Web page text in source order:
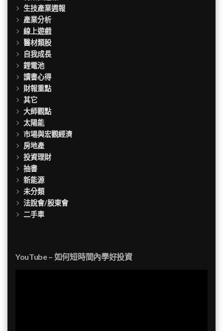
生技產業週報
產業分析
線上遊戲
醫材類股
自我成長
鋰電池
讀書心得
財報重點
其它
大師觀點
太陽能
市場與宏觀經濟
房地產
投資理財
抽書
新能源
未分類
法說會/股東會
二手車
YouTube – 如何短時間內學好投資